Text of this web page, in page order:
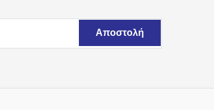
επιλογές
μπορούν
να
σελίδα